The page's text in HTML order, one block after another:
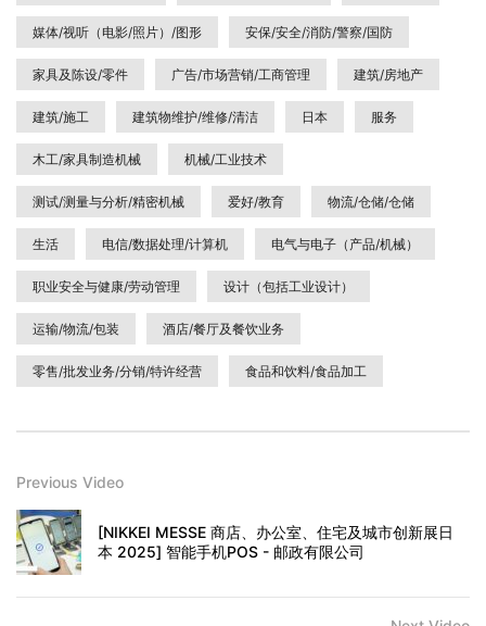
媒体/视听（电影/照片）/图形 安保/安全/消防/警察/国防
家具及陈设/零件 广告/市场营销/工商管理 建筑/房地产
建筑/施工 建筑物维护/维修/清洁 日本 服务
木工/家具制造机械 机械/工业技术
测试/测量与分析/精密机械 爱好/教育 物流/仓储/仓储
生活 电信/数据处理/计算机 电气与电子（产品/机械）
职业安全与健康/劳动管理 设计（包括工业设计）
运输/物流/包装 酒店/餐厅及餐饮业务
零售/批发业务/分销/特许经营 食品和饮料/食品加工
Previous Video
[NIKKEI MESSE 商店、办公室、住宅及城市创新展日
本 2025] 智能手机POS - 邮政有限公司